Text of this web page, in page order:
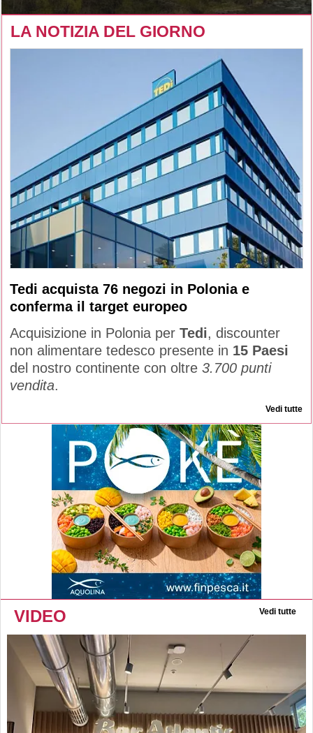
LA NOTIZIA DEL GIORNO
Tedi acquista 76 negozi in Polonia e
conferma il target europeo
Acquisizione in Polonia per Tedi, discounter
non alimentare tedesco presente in 15 Paesi
del nostro continente con oltre 3.700 punti
vendita.
Vedi tutte
VIDEO Vedi tutte